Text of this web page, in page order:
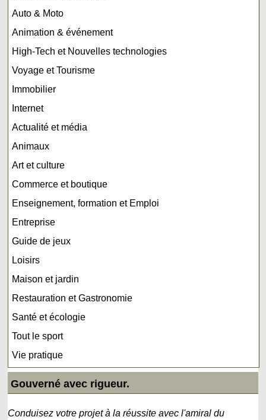
Auto & Moto
Animation & événement
High-Tech et Nouvelles technologies
Voyage et Tourisme
Immobilier
Internet
Actualité et média
Animaux
Art et culture
Commerce et boutique
Enseignement, formation et Emploi
Entreprise
Guide de jeux
Loisirs
Maison et jardin
Restauration et Gastronomie
Santé et écologie
Tout le sport
Vie pratique
Gouverné avec rigueur.
Conduisez votre projet à la réussite avec l'amiral du